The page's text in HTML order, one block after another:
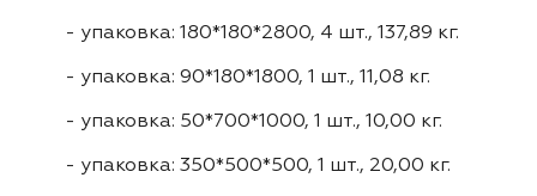
- упаковка: 180*180*2800, 4 шт., 137,89 кг.
- упаковка: 90*180*1800, 1 шт., 11,08 кг.
- упаковка: 50*700*1000, 1 шт., 10,00 кг.
- упаковка: 350*500*500, 1 шт., 20,00 кг.